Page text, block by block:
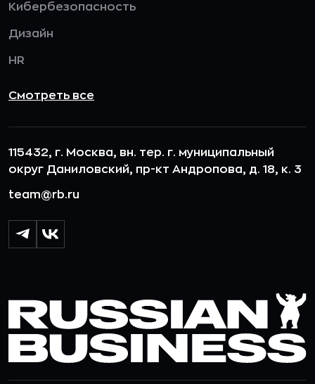
Кибербезопасность
Дизайн
HR
Смотреть все
115432, г. Москва, вн. тер. г. муниципальный
округ Даниловский, пр-кт Андропова, д. 18, к. 3
team@rb.ru